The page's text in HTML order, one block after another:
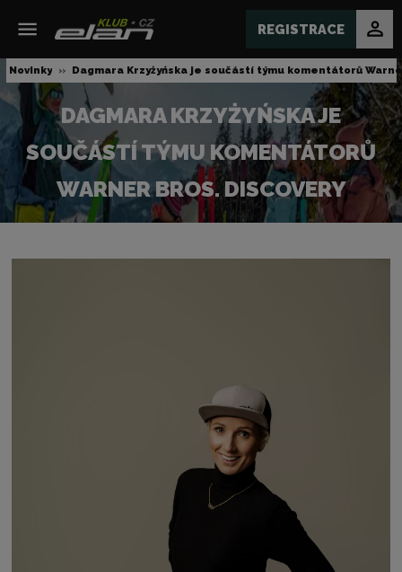
REGISTRACE
Novinky Dagmara Krzyżyńska je součástí týmu komentátorů
DAGMARA KRZYŻYŃSKA JE
SOUČÁSTÍ TÝMU KOMENTÁTORŮ
WARNER BROS. DISCOVERY